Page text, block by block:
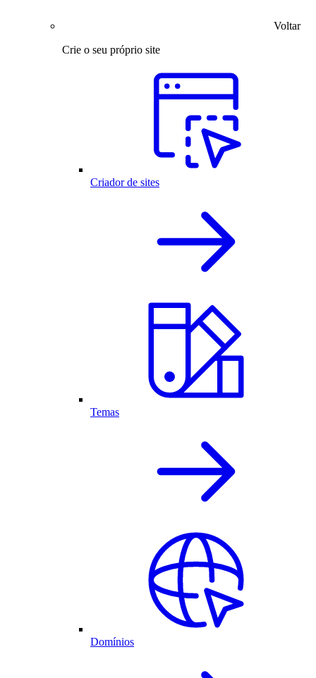
Voltar
Crie o seu próprio site
Criador de sites
Temas
Domínios